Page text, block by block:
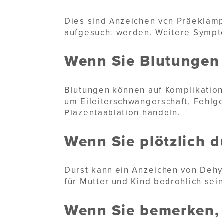
Dies sind Anzeichen von
aufgesucht werden. Weitere
Wenn Sie
Blutungen können auf
um Eileiterschwangerschaft,
Plazentaablation handeln.
Wenn Sie plötzlich
Durst kann ein Anzeichen von
für Mutter und Kind bedrohlich
Wenn Sie